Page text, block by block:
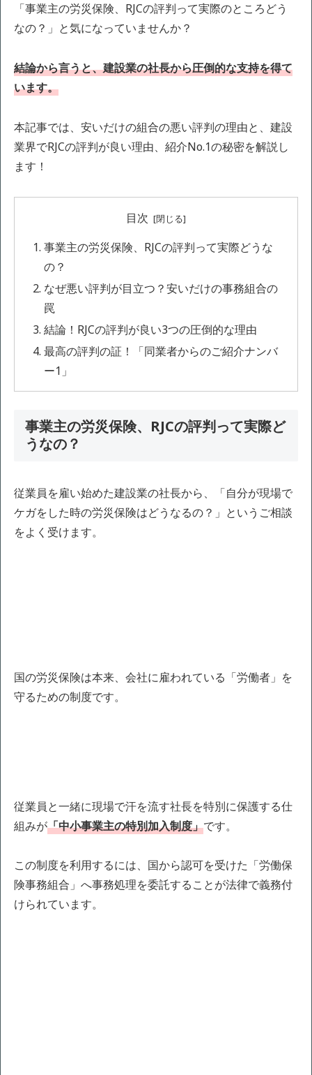
「事業主の労災保険、RJCの評判って実際のところどう
なの？」と気になっていませんか？
結論から言うと、建設業の社長から圧倒的な支持を得て
います。
本記事では、安いだけの組合の悪い評判の理由と、建設
業界でRJCの評判が良い理由、紹介No.1の秘密を解説し
ます！
目次
事業主の労災保険、RJCの評判って実際どうな
の？
なぜ悪い評判が目立つ？安いだけの事務組合の
罠
結論！RJCの評判が良い3つの圧倒的な理由
最高の評判の証！「同業者からのご紹介ナンバ
ー1」
事業主の労災保険、RJCの評判って実際ど
うなの？
従業員を雇い始めた建設業の社長から、「自分が現場で
ケガをした時の労災保険はどうなるの？」というご相談
をよく受けます。
国の労災保険は本来、会社に雇われている「労働者」を
守るための制度です。
従業員と一緒に現場で汗を流す社長を特別に保護する仕
組みが「中小事業主の特別加入制度」です。
この制度を利用するには、国から認可を受けた「労働保
険事務組合」へ事務処理を委託することが法律で義務付
けられています。